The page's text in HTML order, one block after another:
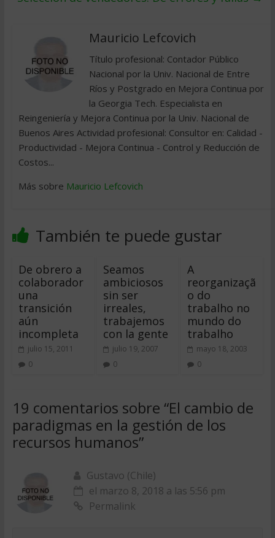
Mauricio Lefcovich
Título profesional: Contador Público
Nacional por la Univ. Nacional de Entre
Ríos y Postgrado en Mejora Continua por
la Georgia Tech. Especialista en
Reingeniería y Mejora Continua por la Univ. Nacional de
Buenos Aires Actividad profesional: Consultor en: Calidad -
Productividad - Mejora Continua - Control y Reducción de
Costos...
Más sobre Mauricio Lefcovich
También te puede gustar
De obrero a
colaborador
una
transición
aún
incompleta
julio 15, 2011
0
Seamos
ambiciosos
sin ser
irreales,
trabajemos
con la gente
julio 19, 2007
0
A
reorganizaçã
o do
trabalho no
mundo do
trabalho
mayo 18, 2003
0
19 comentarios sobre “El cambio de
paradigmas en la gestión de los
recursos humanos”
Gustavo (Chile)
el marzo 8, 2018 a las 5:56 pm
Permalink